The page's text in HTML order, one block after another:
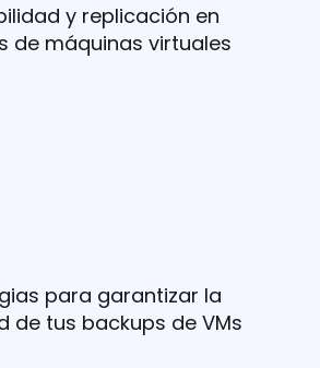
y replicación en
de máquinas virtuales
para garantizar la
de tus backups de VMs